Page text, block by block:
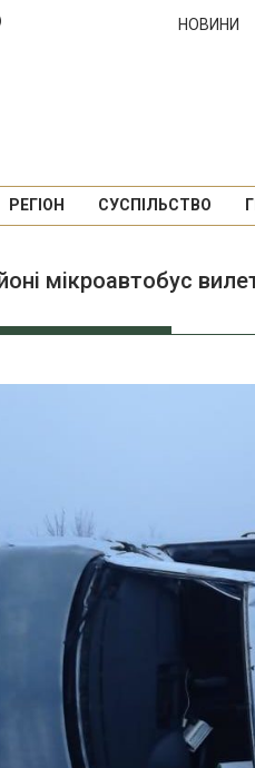
НОВИНИ
РЕГІОН СУСПІЛЬСТВО
мікроавтобус